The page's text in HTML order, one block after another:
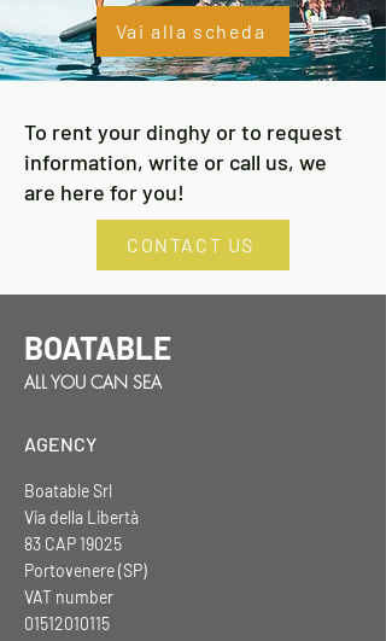
board. Lezioni
individuali, di
gruppo o noleggio
Vai alla scheda
To rent your dinghy or to request
information, write or call us, we
are here for you!
CONTACT US
BOATABLE
ALL YOU CAN SEA
AGENCY
Boatable Srl
Via della Libertà
83 CAP 19025
Portovenere (SP)
VAT number
01512010115